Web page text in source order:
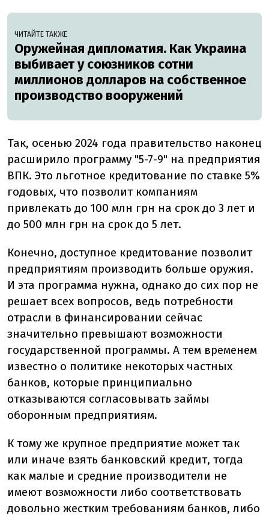
ЧИТАЙТЕ ТАКЖЕ
Оружейная дипломатия. Как Украина
выбивает у союзников сотни
миллионов долларов на собственное
производство вооружений
Так, осенью 2024 года правительство наконец
расширило программу "5-7-9" на предприятия
ВПК. Это льготное кредитование по ставке 5%
годовых, что позволит компаниям
привлекать до 100 млн грн на срок до 3 лет и
до 500 млн грн на срок до 5 лет.
Конечно, доступное кредитование позволит
предприятиям производить больше оружия.
И эта программа нужна, однако до сих пор не
решает всех вопросов, ведь потребности
отрасли в финансировании сейчас
значительно превышают возможности
государственной программы. А тем временем
известно о политике некоторых частных
банков, которые принципиально
отказываются согласовывать займы
оборонным предприятиям.
К тому же крупное предприятие может так
или иначе взять банковский кредит, тогда
как малые и средние производители не
имеют возможности либо соответствовать
довольно жестким требованиям банков, либо